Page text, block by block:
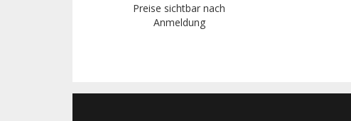
Preise sichtbar nach
Anmeldung